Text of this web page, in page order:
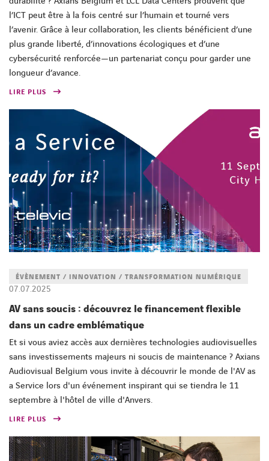
l’ICT peut être à la fois centré sur l’humain et tourné vers
l’avenir. Grâce à leur collaboration, les clients bénéficient d’une
plus grande liberté, d’innovations écologiques et d’une
cybersécurité renforcée—un partenariat conçu pour garder une
longueur d’avance.
LIRE PLUS
07.07.2025
ÉVÈNEMENT / INNOVATION / TRANSFORMATION NUMÉRIQUE
AV sans soucis : découvrez le financement flexible
dans un cadre emblématique
Et si vous aviez accès aux dernières technologies audiovisuelles
sans investissements majeurs ni soucis de maintenance ? Axians
Audiovisual Belgium vous invite à découvrir le monde de l'AV as
a Service lors d'un événement inspirant qui se tiendra le 11
septembre à l'hôtel de ville d'Anvers.
LIRE PLUS